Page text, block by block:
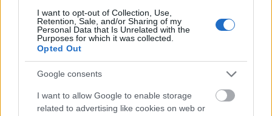
I want to opt-out of Collection, Use,
Retention, Sale, and/or Sharing of my
Personal Data that Is Unrelated with the
Purposes for which it was collected.
Opted Out
Google consents
I want to allow Google to enable storage
related to advertising like cookies on web or
vagy hozzáidomítja a ZFS-t a feladathoz.
Nézzük mi látszik MiBps fronton: